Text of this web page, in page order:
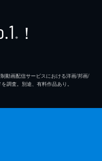
※ ！
動画配信サービスにおける洋画/邦画/
調査。別途、有料作品あり。